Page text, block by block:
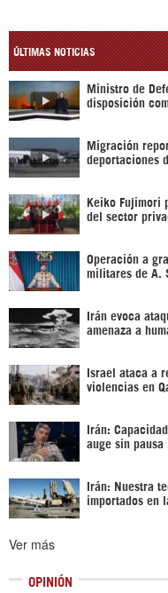
ÚLTIMAS NOTICIAS
Ministro de
disposición
Migración
deportaciones
Keiko Fujimori
del sector
Operación a
militares de A.
Irán evoca
amenaza a
Israel ataca a
violencias en
Irán:
auge sin pausa
Irán: Nuestra
importados en
Ver más
OPINIÓN